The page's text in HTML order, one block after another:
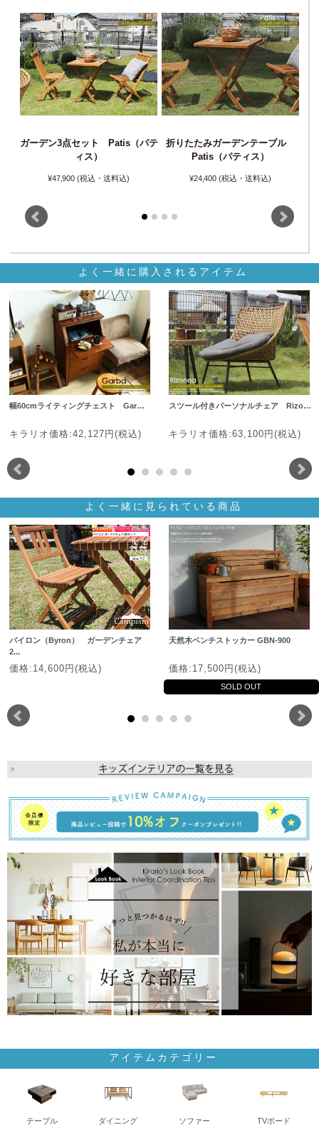
ガーデン3点セット Patis（パテ
ィス）
¥47‚900 (税込・送料込)
折りたたみガーデンテーブル
Patis（パティス）
¥24‚400 (税込・送料込)
よく一緒に購入されるアイテム
幅60cmライティングチェスト Gar…
キラリオ価格:42,127円(税込)
スツール付きパーソナルチェア Rizo…
キラリオ価格:63,100円(税込)
よく一緒に見られている商品
バイロン（Byron） ガーデンチェア
2...
価格:14,600円(税込)
天然木ベンチストッカー GBN-900
価格:17,500円(税込)
SOLD OUT
アイテムカテゴリー
テーブル ダイニング ソファー TVボード